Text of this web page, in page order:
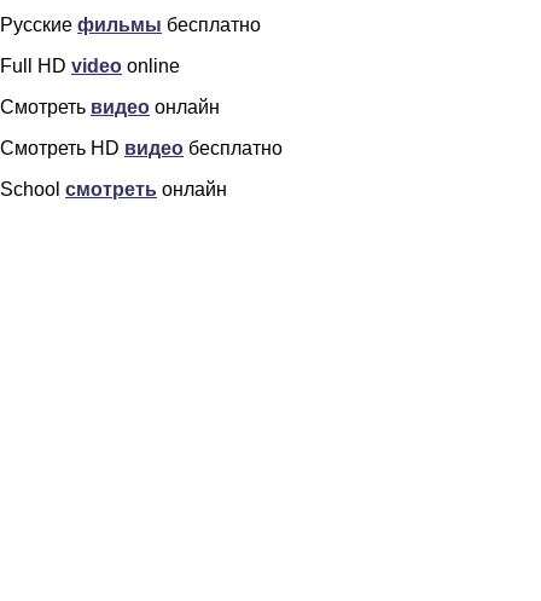
Русские фильмы бесплатно
Full HD video online
Смотреть видео онлайн
Смотреть HD видео бесплатно
School смотреть онлайн